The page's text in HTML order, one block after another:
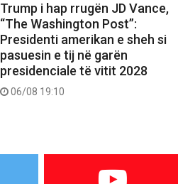
Trump i hap rrugën JD Vance,
“The Washington Post”:
Presidenti amerikan e sheh si
pasuesin e tij në garën
presidenciale të vitit 2028
06/08 19:10